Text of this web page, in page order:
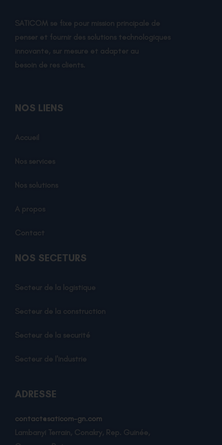
SATICOM se fixe pour mission principale de
penser et fournir des solutions technologiques
innovante, sur mesure et adapter au
besoin de res clients.
NOS LIENS
Accueil
Nos services
Nos solutions
A propos
Contact
NOS SECETURS
Secteur de la logistique
Secteur de la construction
Secteur de la securité
Secteur de l'industrie
ADRESSE
contact@saticom-gn.com
Lambanyi Terrain, Conakry, Rep. Guinée,